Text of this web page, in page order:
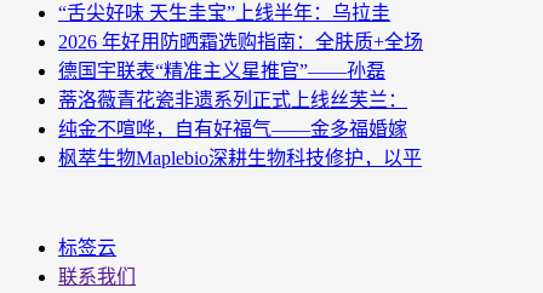
“舌尖好味 天生圭宝”上线半年：乌拉圭
2026 年好用防晒霜选购指南：全肤质+全场
德国宇联表“精准主义星推官”——孙磊
蒂洛薇青花瓷非遗系列正式上线丝芙兰：
纯金不喧哗，自有好福气——金多福婚嫁
枫萃生物Maplebio深耕生物科技修护，以平
标签云
联系我们